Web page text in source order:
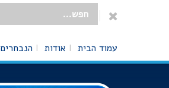
עמוד הבית אודות הנבחרים